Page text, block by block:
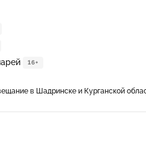
16+
в Шадринске и Курганской